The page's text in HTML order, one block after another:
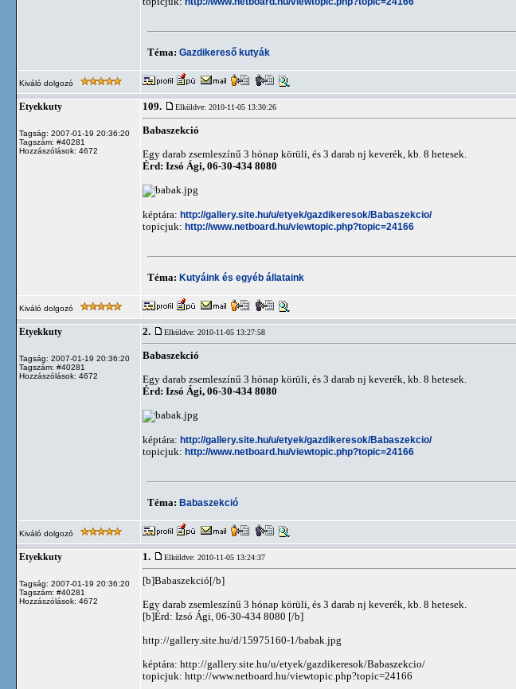
Téma: Gazdikereső kutyák
Kiváló dolgozó
Etyekkuty
Tagság: 2007-01-19 20:36:20
Tagszám: #40281
Hozzászólások: 4672
109. Elküldve: 2010-11-05 13:30:26
Babaszekció
Egy darab zsemleszínű 3 hónap körüli, és 3 darab nj keverék, kb. 8 hetesek.
Érd: Izsó Ági, 06-30-434 8080
képtára: http://gallery.site.hu/u/etyek/gazdikeresok/Babaszekcio/
topicjuk: http://www.netboard.hu/viewtopic.php?topic=24166
Téma: Kutyáink és egyéb állataink
Kiváló dolgozó
Etyekkuty
Tagság: 2007-01-19 20:36:20
Tagszám: #40281
Hozzászólások: 4672
2. Elküldve: 2010-11-05 13:27:58
Babaszekció
Egy darab zsemleszínű 3 hónap körüli, és 3 darab nj keverék, kb. 8 hetesek.
Érd: Izsó Ági, 06-30-434 8080
képtára: http://gallery.site.hu/u/etyek/gazdikeresok/Babaszekcio/
topicjuk: http://www.netboard.hu/viewtopic.php?topic=24166
Téma: Babaszekció
Kiváló dolgozó
Etyekkuty
Tagság: 2007-01-19 20:36:20
Tagszám: #40281
Hozzászólások: 4672
1. Elküldve: 2010-11-05 13:24:37
[b]Babaszekció[/b]
Egy darab zsemleszínű 3 hónap körüli, és 3 darab nj keverék, kb. 8 hetesek.
[b]Érd: Izsó Ági, 06-30-434 8080 [/b]
http://gallery.site.hu/d/15975160-1/babak.jpg
képtára: http://gallery.site.hu/u/etyek/gazdikeresok/Babaszekcio/
topicjuk: http://www.netboard.hu/viewtopic.php?topic=24166